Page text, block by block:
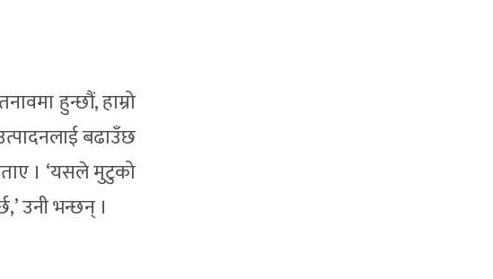
हुन्छौं, हाम्रो
बढाउँछ
। ‘यसले मुटुको
उनी भन्छन् ।